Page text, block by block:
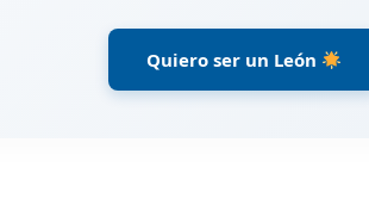
Quiero ser un León